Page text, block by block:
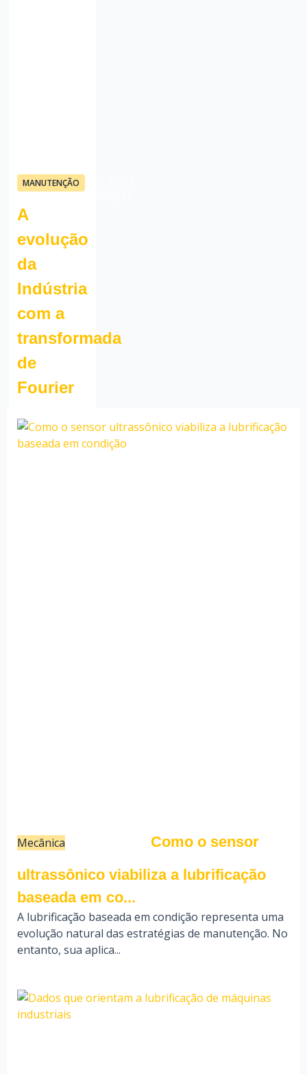
MANUTENÇÃO
A
evolução
da
Indústria
com a
transformada
de
Fourier
Mecânica
Como o sensor
ultrassônico viabiliza a lubrificação
baseada em co...
A lubrificação baseada em condição representa uma
evolução natural das estratégias de manutenção. No
entanto, sua aplica...